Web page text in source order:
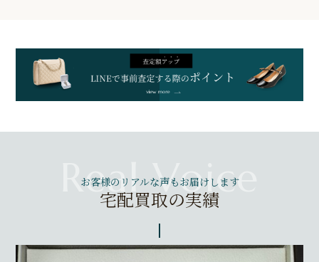
お客様のリアルな声もお届けします
宅配買取の実績